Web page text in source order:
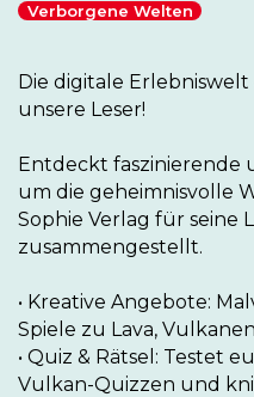
Verborgene Welten
Die digitale
unsere Leser!
Entdeckt
um die geheimnisvolle
Sophie Verlag für seine
zusammengestellt.
• Kreative Angebote:
Spiele zu Lava,
• Quiz & Rätsel: Testet
Vulkan-Quizzen und